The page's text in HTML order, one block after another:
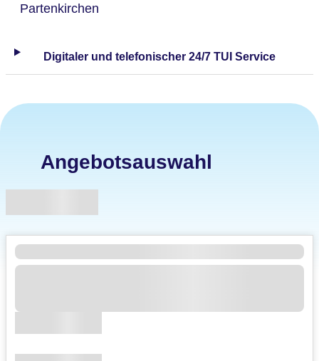
Partenkirchen
Digitaler und telefonischer 24/7 TUI Service
Angebotsauswahl